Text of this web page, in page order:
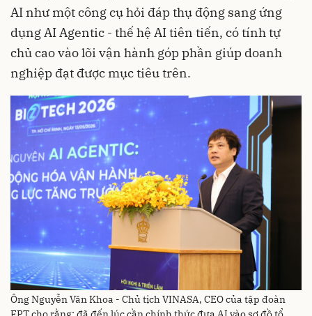
AI như một công cụ hỏi đáp thụ động sang ứng
dụng AI Agentic - thế hệ AI tiên tiến, có tính tự
chủ cao vào lõi vận hành góp phần giúp doanh
nghiệp đạt được mục tiêu trên.
Ông Nguyễn Văn Khoa - Chủ tịch VINASA, CEO của tập đoàn